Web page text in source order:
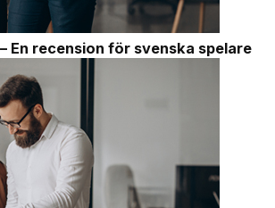
En recension för svenska spelare